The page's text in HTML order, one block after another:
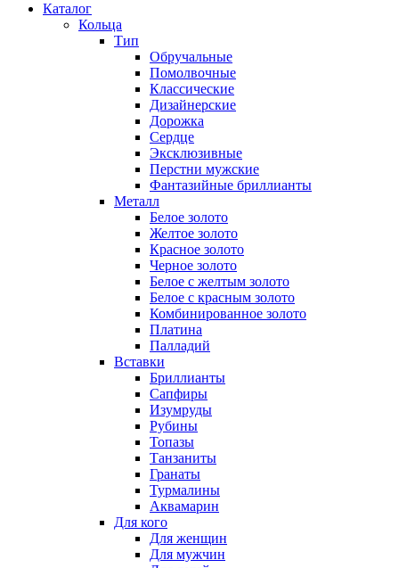
Каталог
Кольца
Тип
Обручальные
Помолвочные
Классические
Дизайнерские
Дорожка
Сердце
Эксклюзивные
Перстни мужские
Фантазийные бриллианты
Металл
Белое золото
Желтое золото
Красное золото
Черное золото
Белое с желтым золото
Белое с красным золото
Комбинированное золото
Платина
Палладий
Вставки
Бриллианты
Сапфиры
Изумруды
Рубины
Топазы
Танзаниты
Гранаты
Турмалины
Аквамарин
Для кого
Для женщин
Для мужчин